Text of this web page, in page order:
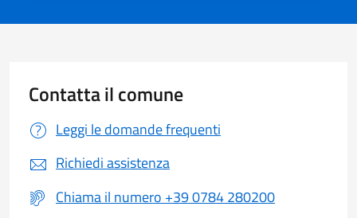
Contatta il comune
Leggi le domande frequenti
Richiedi assistenza
Chiama il numero +39 0784 280200